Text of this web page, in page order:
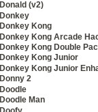
Donald (v2)
Donkey
Donkey Kong
Donkey Kong Arcade
Donkey Kong Double
Donkey Kong Junior
Donkey Kong Junior
Donny 2
Doodle
Doodle Man